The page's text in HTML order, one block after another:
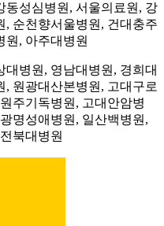
동성심병원, 서울의료원, 강
, 순천향서울병원, 건대충주
원, 아주대병원
병원, 영남대병원, 경희대
, 원광대산본병원, 고대구로
주기독병원, 고대안암병
명성애병원, 일산백병원,
북대병원